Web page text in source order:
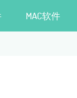
MAC软件